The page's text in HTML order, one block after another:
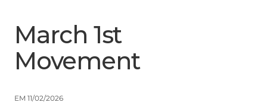
March 1st
Movement
EM 11/02/2026